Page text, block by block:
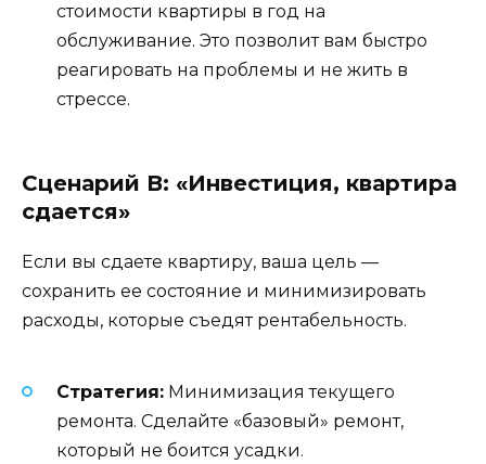
стоимости квартиры в год на
обслуживание. Это позволит вам быстро
реагировать на проблемы и не жить в
стрессе.
Сценарий В: «Инвестиция, квартира
сдается»
Если вы сдаете квартиру, ваша цель —
сохранить ее состояние и минимизировать
расходы, которые съедят рентабельность.
Стратегия: Минимизация текущего
ремонта. Сделайте «базовый» ремонт,
который не боится усадки.